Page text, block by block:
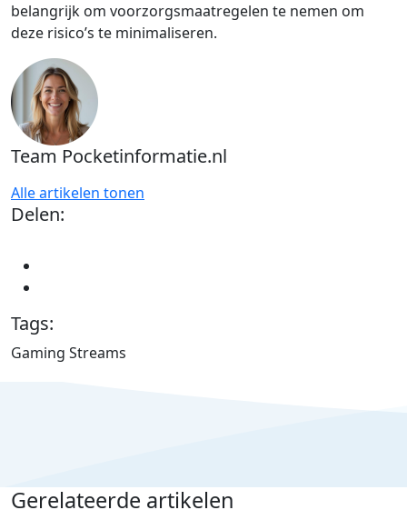
belangrijk om voorzorgsmaatregelen te nemen om
deze risico’s te minimaliseren.
Team Pocketinformatie.nl
Alle artikelen tonen
Delen:
Tags:
Gaming Streams
Gerelateerde artikelen